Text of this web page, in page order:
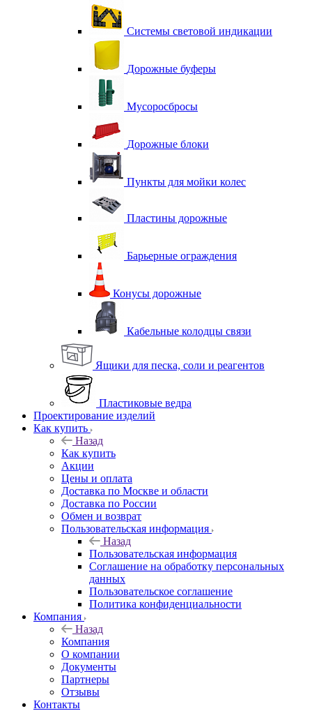
Системы световой индикации
Дорожные буферы
Мусоросбросы
Дорожные блоки
Пункты для мойки колес
Пластины дорожные
Барьерные ограждения
Конусы дорожные
Кабельные колодцы связи
Ящики для песка, соли и реагентов
Пластиковые ведра
Проектирование изделий
Как купить
Назад
Как купить
Акции
Цены и оплата
Доставка по Москве и области
Доставка по России
Обмен и возврат
Пользовательская информация
Назад
Пользовательская информация
Соглашение на обработку персональных
данных
Пользовательское соглашение
Политика конфиденциальности
Компания
Назад
Компания
О компании
Документы
Партнеры
Отзывы
Контакты